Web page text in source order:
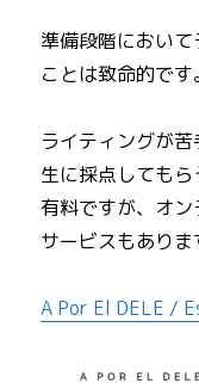
準備段階におい
ことは致命的です。
ライティングが
生に採点してもら
有料ですが、オ
サービスもありま
A Por El DELE /